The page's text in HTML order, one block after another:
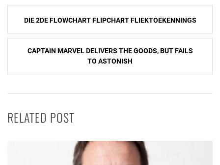
Post
navigation
DIE 2DE FLOWCHART FLIPCHART FLIEKTOEKENNINGS
CAPTAIN MARVEL DELIVERS THE GOODS, BUT FAILS
TO ASTONISH
RELATED POST